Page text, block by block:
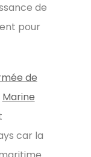
de
pour
de
Marine
car la